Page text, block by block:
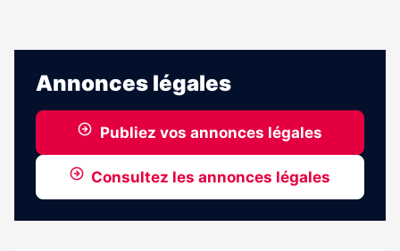
Annonces légales
Publiez vos annonces légales
Consultez les annonces légales